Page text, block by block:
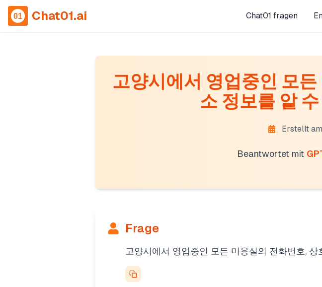
Chat01.ai Chat01 fragen
고양시에서 영업중인 모
소 정보를 알
Erstellt
Beantwortet mit
Frage
고양시에서 영업중인 모든 미용실의 전화번호,
The web search is having trouble with Korean
knowledge. Citations are tricky, though, since I
question, I could mention the Public Data
citation since it’s not directly quoting outside